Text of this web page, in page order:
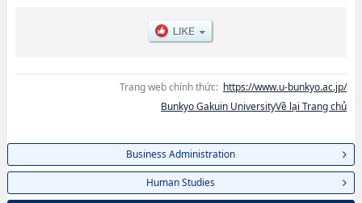
tuyển, cở sở trang thiết bị, hướng dẫn địa điểm v.v...
Trang web chính thức: https://www.u-bunkyo.ac.jp/
Bunkyo Gakuin UniversityVề lại Trang chủ
Business Administration
Human Studies